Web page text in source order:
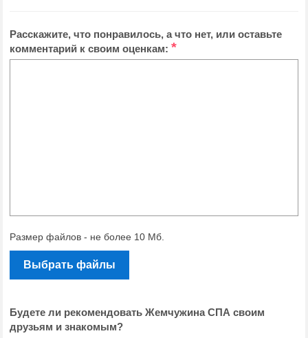
Расскажите, что понравилось, а что нет, или оставьте
комментарий к своим оценкам: *
Размер файлов - не более 10 Мб.
Выбрать файлы
Будете ли рекомендовать Жемчужина СПА своим
друзьям и знакомым?